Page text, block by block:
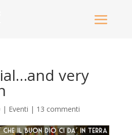
very
| Eventi | 13 commenti